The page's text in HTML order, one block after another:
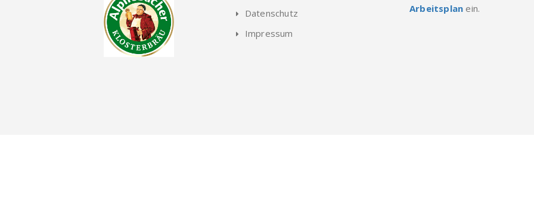
Datenschutz
Impressum
Arbeitsplan ein.